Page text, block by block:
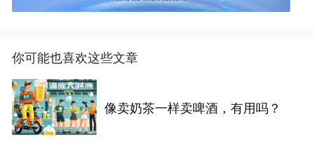
你可能也喜欢这些文章
像卖奶茶一样卖啤酒，有用吗？